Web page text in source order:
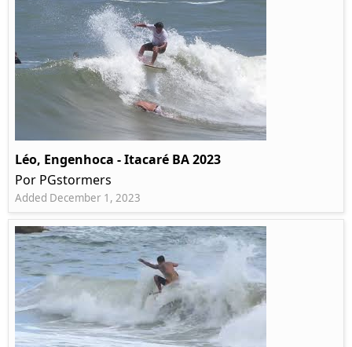
Léo, Engenhoca - Itacaré BA 2023
Por PGstormers
Added December 1, 2023